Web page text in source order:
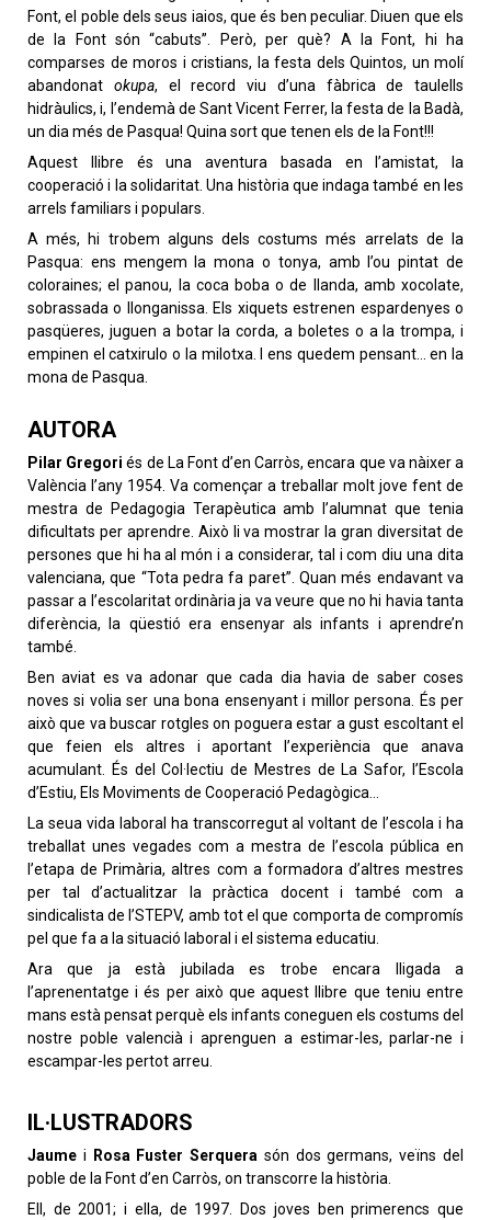
Font, el poble dels seus iaios, que és ben peculiar. Diuen que els
de la Font són “cabuts”. Però, per què? A la Font, hi ha
comparses de moros i cristians, la festa dels Quintos, un molí
abandonat okupa, el record viu d’una fàbrica de taulells
hidràulics, i, l’endemà de Sant Vicent Ferrer, la festa de la Badà,
un dia més de Pasqua! Quina sort que tenen els de la Font!!!
Aquest llibre és una aventura basada en l’amistat, la
cooperació i la solidaritat. Una història que indaga també en les
arrels familiars i populars.
A més, hi trobem alguns dels costums més arrelats de la
Pasqua: ens mengem la mona o tonya, amb l’ou pintat de
coloraines; el panou, la coca boba o de llanda, amb xocolate,
sobrassada o llonganissa. Els xiquets estrenen espardenyes o
pasqüeres, juguen a botar la corda, a boletes o a la trompa, i
empinen el catxirulo o la milotxa. I ens quedem pensant… en la
mona de Pasqua.
AUTORA
Pilar Gregori és de La Font d’en Carròs, encara que va nàixer a
València l’any 1954. Va començar a treballar molt jove fent de
mestra de Pedagogia Terapèutica amb l’alumnat que tenia
dificultats per aprendre. Això li va mostrar la gran diversitat de
persones que hi ha al món i a considerar, tal i com diu una dita
valenciana, que “Tota pedra fa paret”. Quan més endavant va
passar a l’escolaritat ordinària ja va veure que no hi havia tanta
diferència, la qüestió era ensenyar als infants i aprendre’n
també.
Ben aviat es va adonar que cada dia havia de saber coses
noves si volia ser una bona ensenyant i millor persona. És per
això que va buscar rotgles on poguera estar a gust escoltant el
que feien els altres i aportant l’experiència que anava
acumulant. És del Col·lectiu de Mestres de La Safor, l’Escola
d’Estiu, Els Moviments de Cooperació Pedagògica…
La seua vida laboral ha transcorregut al voltant de l’escola i ha
treballat unes vegades com a mestra de l’escola pública en
l’etapa de Primària, altres com a formadora d’altres mestres
per tal d’actualitzar la pràctica docent i també com a
sindicalista de l’STEPV, amb tot el que comporta de compromís
pel que fa a la situació laboral i el sistema educatiu.
Ara que ja està jubilada es trobe encara lligada a
l’aprenentatge i és per això que aquest llibre que teniu entre
mans està pensat perquè els infants coneguen els costums del
nostre poble valencià i aprenguen a estimar-les, parlar-ne i
escampar-les pertot arreu.
IL·LUSTRADORS
Jaume i Rosa Fuster Serquera són dos germans, veïns del
poble de la Font d’en Carròs, on transcorre la història.
Ell, de 2001; i ella, de 1997. Dos joves ben primerencs que